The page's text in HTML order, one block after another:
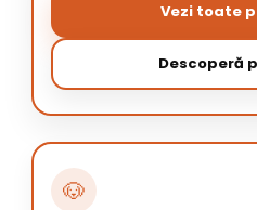
Vezi toate
Descoperă
🐶